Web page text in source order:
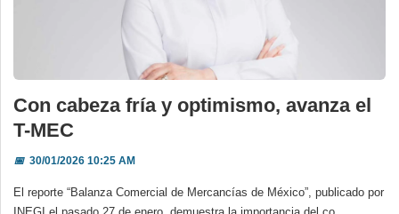
Con cabeza fría y optimismo, avanza el
T-MEC
📅30/01/2026 10:25 AM
El reporte “Balanza Comercial de Mercancías de México”, publicado por